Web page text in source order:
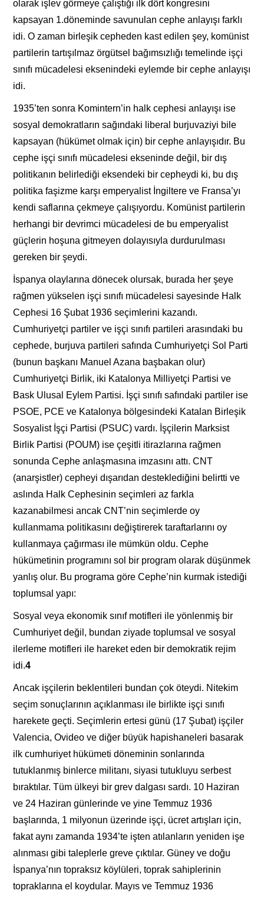
olarak işlev görmeye çalıştığı ilk dört kongresini
kapsayan 1.döneminde savunulan cephe anlayışı farklı
idi. O zaman birleşik cepheden kast edilen şey, komünist
partilerin tartışılmaz örgütsel bağımsızlığı temelinde işçi
sınıfı mücadelesi eksenindeki eylemde bir cephe anlayışı
idi.
1935’ten sonra Komintern’in halk cephesi anlayışı ise
sosyal demokratların sağındaki liberal burjuvaziyi bile
kapsayan (hükümet olmak için) bir cephe anlayışıdır. Bu
cephe işçi sınıfı mücadelesi ekseninde değil, bir dış
politikanın belirlediği eksendeki bir cepheydi ki, bu dış
politika faşizme karşı emperyalist İngiltere ve Fransa’yı
kendi saflarına çekmeye çalışıyordu. Komünist partilerin
herhangi bir devrimci mücadelesi de bu emperyalist
güçlerin hoşuna gitmeyen dolayısıyla durdurulması
gereken bir şeydi.
İspanya olaylarına dönecek olursak, burada her şeye
rağmen yükselen işçi sınıfı mücadelesi sayesinde Halk
Cephesi 16 Şubat 1936 seçimlerini kazandı.
Cumhuriyetçi partiler ve işçi sınıfı partileri arasındaki bu
cephede, burjuva partileri safında Cumhuriyetçi Sol Parti
(bunun başkanı Manuel Azana başbakan olur)
Cumhuriyetçi Birlik, iki Katalonya Milliyetçi Partisi ve
Bask Ulusal Eylem Partisi. İşçi sınıfı safındaki partiler ise
PSOE, PCE ve Katalonya bölgesindeki Katalan Birleşik
Sosyalist İşçi Partisi (PSUC) vardı. İşçilerin Marksist
Birlik Partisi (POUM) ise çeşitli itirazlarına rağmen
sonunda Cephe anlaşmasına imzasını attı. CNT
(anarşistler) cepheyi dışarıdan desteklediğini belirtti ve
aslında Halk Cephesinin seçimleri az farkla
kazanabilmesi ancak CNT’nin seçimlerde oy
kullanmama politikasını değiştirerek taraftarlarını oy
kullanmaya çağırması ile mümkün oldu. Cephe
hükümetinin programını sol bir program olarak düşünmek
yanlış olur. Bu programa göre Cephe’nin kurmak istediği
toplumsal yapı:
Sosyal veya ekonomik sınıf motifleri ile yönlenmiş bir
Cumhuriyet değil, bundan ziyade toplumsal ve sosyal
ilerleme motifleri ile hareket eden bir demokratik rejim
idi.4
Ancak işçilerin beklentileri bundan çok öteydi. Nitekim
seçim sonuçlarının açıklanması ile birlikte işçi sınıfı
harekete geçti. Seçimlerin ertesi günü (17 Şubat) işçiler
Valencia, Ovideo ve diğer büyük hapishaneleri basarak
ilk cumhuriyet hükümeti döneminin sonlarında
tutuklanmış binlerce militanı, siyasi tutukluyu serbest
bıraktılar. Tüm ülkeyi bir grev dalgası sardı. 10 Haziran
ve 24 Haziran günlerinde ve yine Temmuz 1936
başlarında, 1 milyonun üzerinde işçi, ücret artışları için,
fakat aynı zamanda 1934’te işten atılanların yeniden işe
alınması gibi taleplerle greve çıktılar. Güney ve doğu
İspanya’nın topraksız köylüleri, toprak sahiplerinin
topraklarına el koydular. Mayıs ve Temmuz 1936